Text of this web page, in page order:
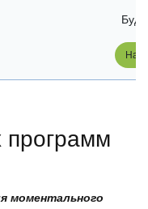
моментального